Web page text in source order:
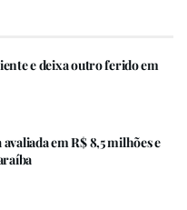
e deixa outro ferido em
em R$ 8,5 milhões e